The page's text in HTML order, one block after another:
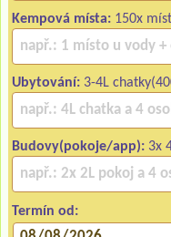
Kempová místa: 150x
Ubytování: 3-4L
Budovy(pokoje/app): 3x
Termín od: